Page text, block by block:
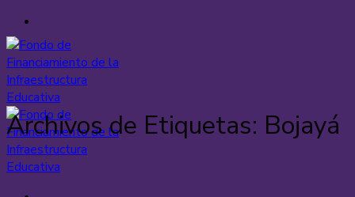
Saltar
al
contenido
Archivos de Etiquetas: Bojayá